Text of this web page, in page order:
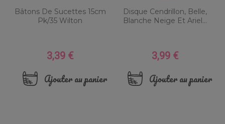
Bâtons De Sucettes 15cm
Pk/35 Wilton
Prix
3,39 €
Ajouter au panier
Disque Cendrillon, Belle,
Blanche Neige Et Ariel...
Prix
3,99 €
Ajouter au panier